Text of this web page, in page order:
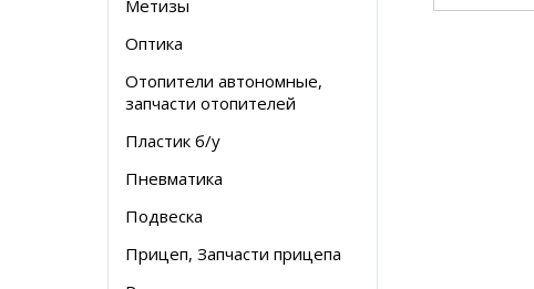
Метизы
Оптика
Отопители автономные,
запчасти отопителей
Пластик б/у
Пневматика
Подвеска
Прицеп, Запчасти прицепа